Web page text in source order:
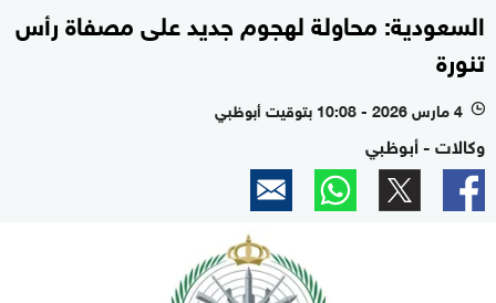
السعودية: محاولة لهجوم جديد على مصفاة رأس
تنورة
l 4 مارس 2026 - 10:08 بتوقيت أبوظبي
وكالات - أبوظبي